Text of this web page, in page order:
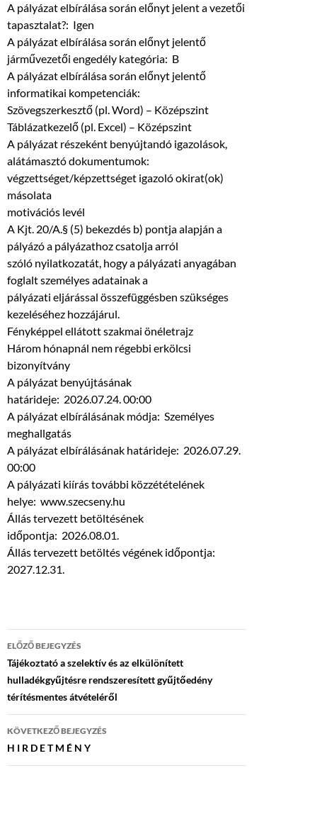
A pályázat elbírálása során előnyt jelent a vezetői
tapasztalat?: Igen
A pályázat elbírálása során előnyt jelentő
járművezetői engedély kategória: B
A pályázat elbírálása során előnyt jelentő
informatikai kompetenciák:
Szövegszerkesztő (pl. Word) – Középszint
Táblázatkezelő (pl. Excel) – Középszint
A pályázat részeként benyújtandó igazolások,
alátámasztó dokumentumok:
végzettséget/képzettséget igazoló okirat(ok)
másolata
motivációs levél
A Kjt. 20/A.§ (5) bekezdés b) pontja alapján a
pályázó a pályázathoz csatolja arról
szóló nyilatkozatát, hogy a pályázati anyagában
foglalt személyes adatainak a
pályázati eljárással összefüggésben szükséges
kezeléséhez hozzájárul.
Fényképpel ellátott szakmai önéletrajz
Három hónapnál nem régebbi erkölcsi
bizonyítvány
A pályázat benyújtásának
határideje: 2026.07.24. 00:00
A pályázat elbírálásának módja: Személyes
meghallgatás
A pályázat elbírálásának határideje: 2026.07.29.
00:00
A pályázati kiírás további közzétételének
helye: www.szecseny.hu
Állás tervezett betöltésének
időpontja: 2026.08.01.
Állás tervezett betöltés végének időpontja:
2027.12.31.
Bejegyzés
navigáció
ELŐZŐ BEJEGYZÉS
Tájékoztató a szelektív és az elkülönített
hulladékgyűjtésre rendszeresített gyűjtőedény
térítésmentes átvételéről
KÖVETKEZŐ BEJEGYZÉS
H I R D E T M É N Y